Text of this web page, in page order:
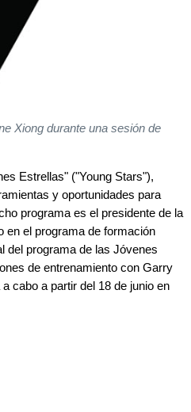
Xiong durante una sesión de
Estrellas" ("Young Stars"),
y oportunidades para
programa es el presidente de la
en el programa de formación
del programa de las Jóvenes
de entrenamiento con Garry
cabo a partir del 18 de junio en